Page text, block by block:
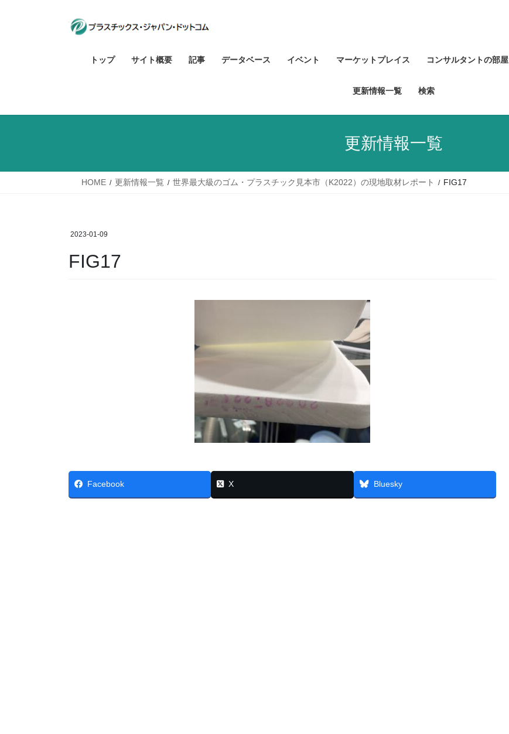
トップ サイト概要 記事 データベース イベント マーケットプレイス コンサルタントの部屋
更新情報一覧 検索
更新情報一覧
HOME 更新情報一覧 世界最大級のゴム・プラスチック見本市（K2022）の現地取材レポート FIG17
2023-01-09
FIG17
Facebook X Bluesky